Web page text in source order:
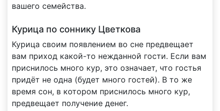
вашего семейства.
Курица по соннику Цветкова
Курица своим появлением во сне предвещает
вам приход какой-то нежданной гости. Если вам
приснилось много кур, это означает, что гостья
придёт не одна (будет много гостей). В то же
время сон, в котором приснилось много кур,
предвещает получение денег.